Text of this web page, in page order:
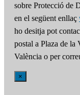
sobre Protecció de
en el següent enllaç
ho desitja pot
postal a Plaza de la
València o per
×